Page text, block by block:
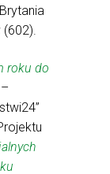
(602).
roku do
–